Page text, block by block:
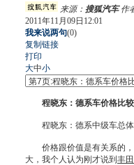
来源： 搜狐汽车作
2011年11月09日12:01
我来说两句(0)
复制链接
打印
大中小
程晓东：德系车价格比
程晓东：德系中级车总体
价格跟价值是有关系的，
大，我个人认为刚才说到 丰田